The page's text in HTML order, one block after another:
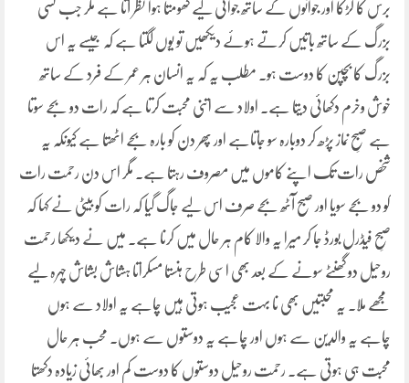
برس کا لڑکا اور جوانوں کے ساتھ جوانی لیے گھومتا ہوا نظر آتا ہے مگر جب کسی
بزرگ کے ساتھ باتیں کرتے ہوئے دیکھیں تو یوں لگتا ہے کہ جیسے یہ اس
بزرگ کا بچپن کا دوست ہو۔ مطلب یہ کہ یہ انسان ہر عمر کے فرد کے ساتھ
خوش وخرم دکھائی دیتا ہے۔ اولاد سے اتنی محبت کرتا ہے کہ رات دو بجے سوتا
ہے صبحِ نماز پڑھ کر دوبارہ سو جاتاہے اور پھر دن کو بارہ بجے اٹھتا ہے کیونکہ یہ
شخص رات تک اپنے کاموں میں مصروف رہتا ہے۔ مگر اس دن رحمت رات
کو دو بجے سویا اور صبح آٹھ بجے صرف اس لیے جاگ گیا کہ رات کو بیٹی نے کہا کہ
صبحِ فیڈرل بورڈ جا کر میرا یہ والا کام ہر حال میں کرنا ہے۔ میں نے دیکھا رحمت
روحیل دو گھنٹے سونے کے بعد بھی اسی طرح ہنستا مسکراتا ہشاش بشاش چہرہ لیے
مجھے ملا۔ یہ محبتیں بھی نا بہت عجیب ہوتی ہیں چاہے یہ اولاد سے ہوں
چاہے یہ والدین سے ہوں اور چاہے یہ دوستوں سے ہوں۔ محب ہر حال
محبت ہی ہوتی ہے۔ رحمت روحیل دوستوں کا دوست کم اور بھائی زیادہ دکھتا